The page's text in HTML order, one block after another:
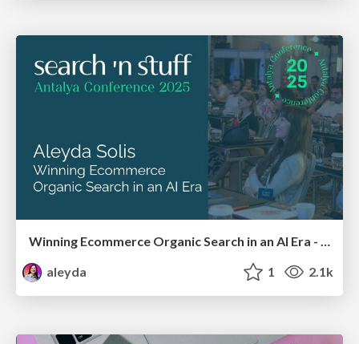
Winning Ecommerce Organic Search in an AI Era - #searchnstuff2025
aleyda
1 2.1k